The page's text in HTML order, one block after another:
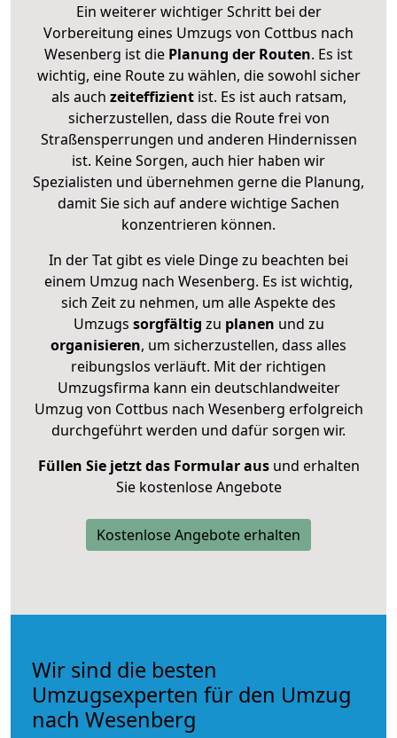
Ein weiterer wichtiger Schritt bei der
Vorbereitung eines Umzugs von Cottbus nach
Wesenberg ist die Planung der Routen. Es ist
wichtig, eine Route zu wählen, die sowohl sicher
als auch zeiteffizientist. Es ist auch ratsam,
sicherzustellen, dass die Route frei von
Straßensperrungen und anderen Hindernissen
ist. Keine Sorgen, auch hier haben wir
Spezialisten und übernehmen gerne die Planung,
damit Sie sich auf andere wichtige Sachen
konzentrieren können.
In der Tat gibt es viele Dinge zu beachten bei
einem Umzug nach Wesenberg. Es ist wichtig,
sich Zeit zu nehmen, um alle Aspekte des
Umzugs sorgfältig zu planen und zu
organisieren, um sicherzustellen, dass alles
reibungslos verläuft. Mit der richtigen
Umzugsfirma kann ein deutschlandweiter
Umzug von Cottbus nach Wesenberg erfolgreich
durchgeführt werden und dafür sorgen wir.
Füllen Sie jetzt das Formular ausund erhalten
Sie kostenlose Angebote
Kostenlose Angebote erhalten
Wir sind die besten
Umzugsexperten für den Umzug
nach Wesenberg